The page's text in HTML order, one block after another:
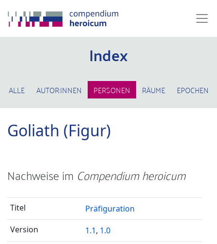
Index
ALLE AUTOR:INNEN PERSONEN RÄUME EPOCHEN
Goliath (Figur)
Nachweise im Compendium heroicum
Präfiguration
1.1, 1.0